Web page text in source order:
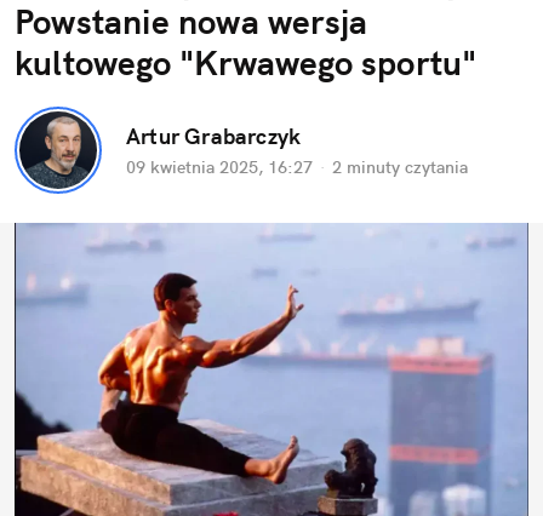
Powstanie nowa wersja
kultowego "Krwawego sportu"
Artur Grabarczyk
09 kwietnia 2025, 16:27 · 2 minuty czytania